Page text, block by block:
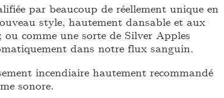
par beaucoup de réellement unique en
style, hautement dansable et aux
comme une sorte de Silver Apples
dans notre flux sanguin.
incendiaire hautement recommandé
sonore.